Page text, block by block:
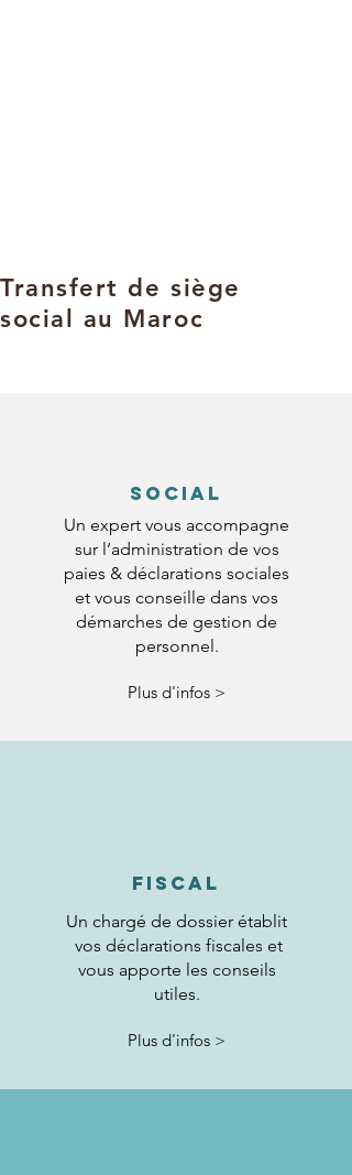
Transfert de siège
social au Maroc
SOCIAL
Un expert vous accompagne
sur l’administration de vos
paies & déclarations sociales
et vous conseille dans vos
démarches de gestion de
personnel.
Plus d'infos >
FISCAL
Un chargé de dossier établit
vos déclarations fiscales et
vous apporte les conseils
utiles.
Plus d'infos >